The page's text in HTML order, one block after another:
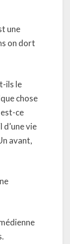
une
on dort
ils le
chose
ce
vie
avant,